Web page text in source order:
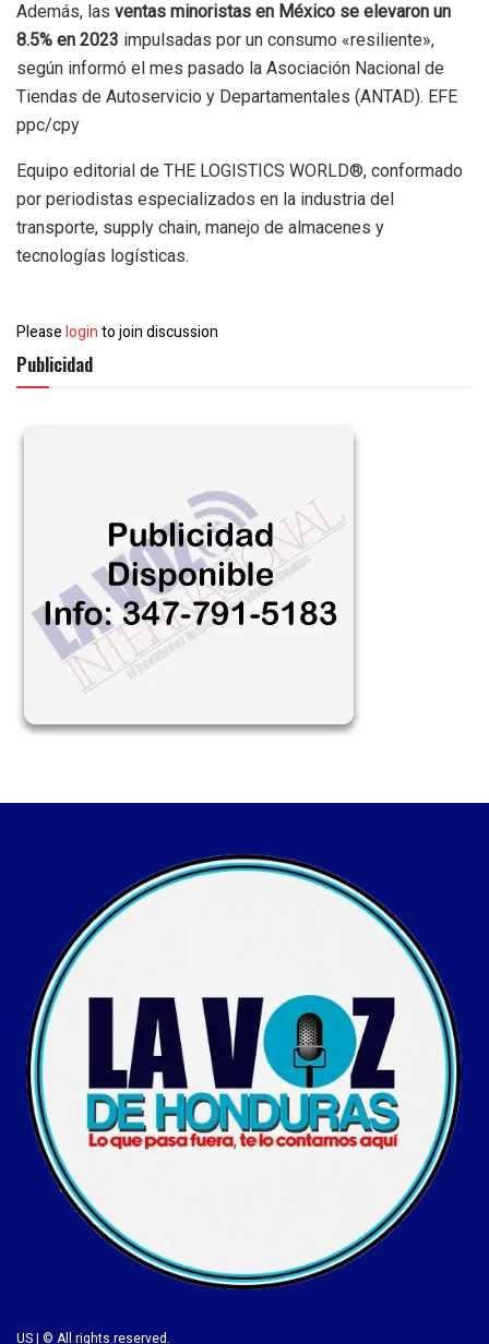
Además, las ventas minoristas en México se elevaron un
8.5% en 2023 impulsadas por un consumo «resiliente»,
según informó el mes pasado la Asociación Nacional de
Tiendas de Autoservicio y Departamentales (ANTAD). EFE
ppc/cpy
Equipo editorial de THE LOGISTICS WORLD®, conformado
por periodistas especializados en la industria del
transporte, supply chain, manejo de almacenes y
tecnologías logísticas.
Pleaseloginto join discussion
Publicidad
US | © All rights reserved.